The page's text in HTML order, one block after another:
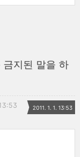
지된 말을 하
2011. 1. 1. 13:53